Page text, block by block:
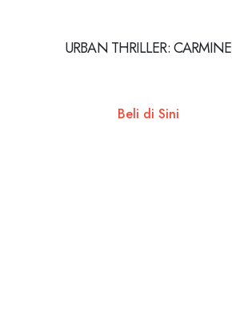
URBAN THRILLER: CARMINE
Beli di Sini